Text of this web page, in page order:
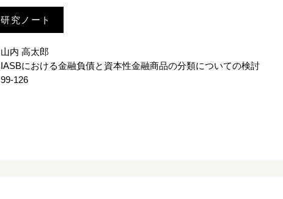
研究ノート
山内 高太郎
IASBにおける金融負債と資本性金融商品の分類についての検討
99-126